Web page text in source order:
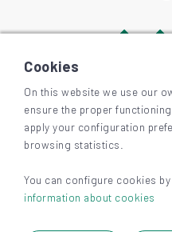
©2026
Lege-oharra
Cookies
On this website we use our
ensure the proper
apply your configuration
browsing statistics.
You can configure cookies
information about cookies